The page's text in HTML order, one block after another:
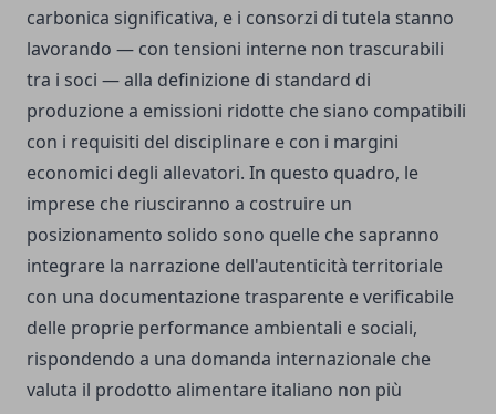
carbonica significativa, e i consorzi di tutela stanno
lavorando — con tensioni interne non trascurabili
tra i soci — alla definizione di standard di
produzione a emissioni ridotte che siano compatibili
con i requisiti del disciplinare e con i margini
economici degli allevatori. In questo quadro, le
imprese che riusciranno a costruire un
posizionamento solido sono quelle che sapranno
integrare la narrazione dell'autenticità territoriale
con una documentazione trasparente e verificabile
delle proprie performance ambientali e sociali,
rispondendo a una domanda internazionale che
valuta il prodotto alimentare italiano non più